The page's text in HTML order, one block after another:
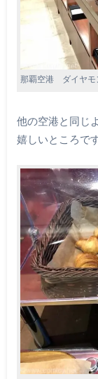
那覇空港 ダイヤモ
他の空港と同じ
嬉しいところです